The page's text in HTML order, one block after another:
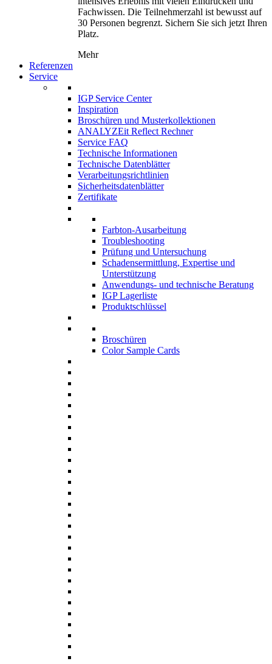
Fachwissen. Die Teilnehmerzahl ist bewusst auf
30 Personen begrenzt. Sichern Sie sich jetzt Ihren
Platz.
Mehr
Referenzen
Service
IGP Service Center
Inspiration
Broschüren und Musterkollektionen
ANALYZEit Reflect Rechner
Service FAQ
Technische Informationen
Technische Datenblätter
Verarbeitungsrichtlinien
Sicherheitsdatenblätter
Zertifikate
Farbton-Ausarbeitung
Troubleshooting
Prüfung und Untersuchung
Schadensermittlung, Expertise und
Unterstützung
Anwendungs- und technische Beratung
IGP Lagerliste
Produktschlüssel
Broschüren
Color Sample Cards